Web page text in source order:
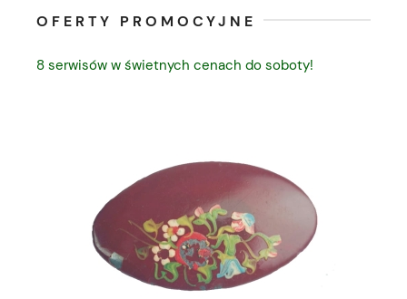
OFERTY PROMOCYJNE
8 serwisów w świetnych cenach do soboty!